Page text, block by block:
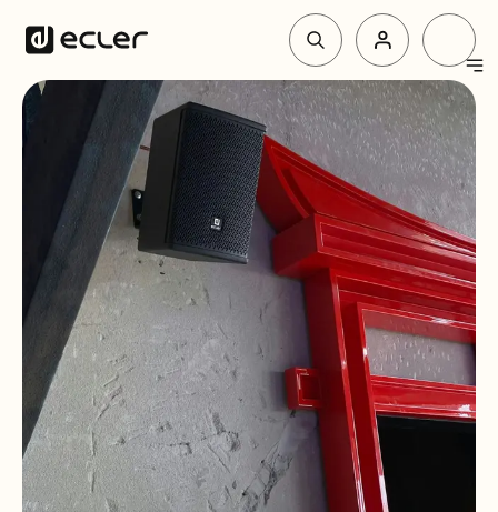
Produit
Solutions
Pourquoi Ecler
Soutien et communauté